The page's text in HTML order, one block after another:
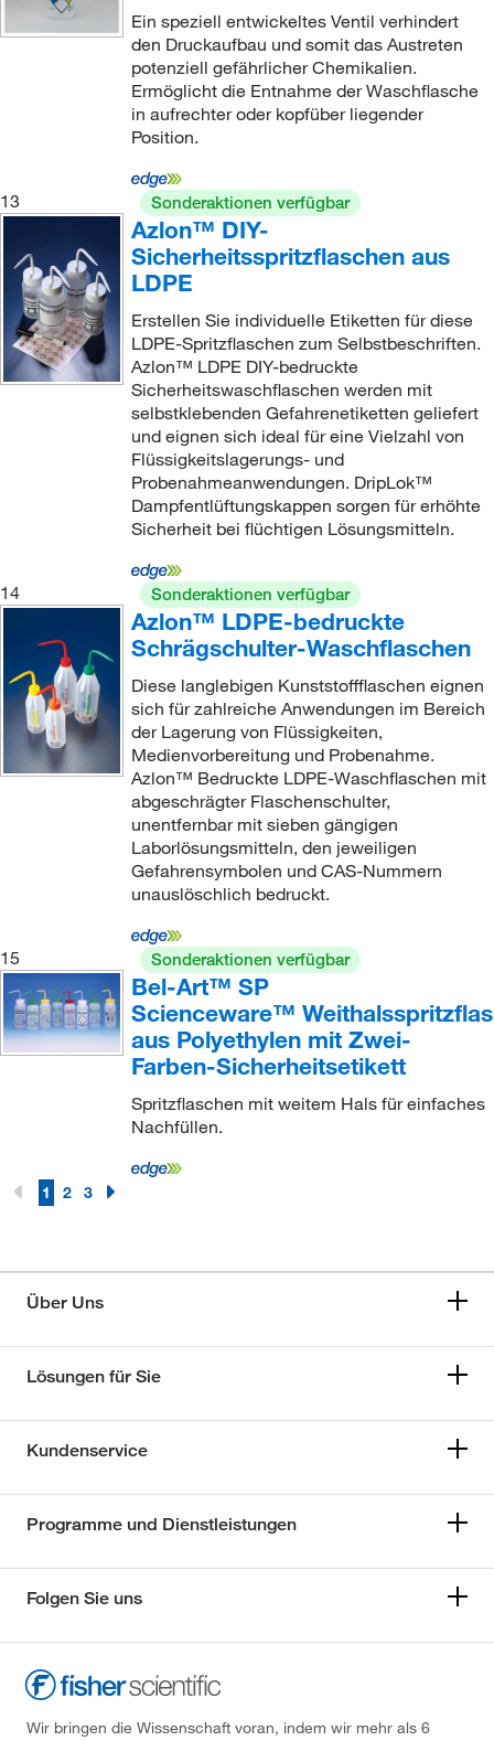
Ein speziell entwickeltes Ventil verhindert
den Druckaufbau und somit das Austreten
potenziell gefährlicher Chemikalien.
Ermöglicht die Entnahme der Waschflasche
in aufrechter oder kopfüber liegender
Position.
13 Sonderaktionen verfügbar
Azlon™ DIY-
Sicherheitsspritzflaschen aus
LDPE
Erstellen Sie individuelle Etiketten für diese
LDPE-Spritzflaschen zum Selbstbeschriften.
Azlon™ LDPE DIY-bedruckte
Sicherheitswaschflaschen werden mit
selbstklebenden Gefahrenetiketten geliefert
und eignen sich ideal für eine Vielzahl von
Flüssigkeitslagerungs- und
Probenahmeanwendungen. DripLok™
Dampfentlüftungskappen sorgen für erhöhte
Sicherheit bei flüchtigen Lösungsmitteln.
14 Sonderaktionen verfügbar
Azlon™ LDPE-bedruckte
Schrägschulter-Waschflaschen
Diese langlebigen Kunststoffflaschen eignen
sich für zahlreiche Anwendungen im Bereich
der Lagerung von Flüssigkeiten,
Medienvorbereitung und Probenahme.
Azlon™ Bedruckte LDPE-Waschflaschen mit
abgeschrägter Flaschenschulter,
unentfernbar mit sieben gängigen
Laborlösungsmitteln, den jeweiligen
Gefahrensymbolen und CAS-Nummern
unauslöschlich bedruckt.
15 Sonderaktionen verfügbar
Bel-Art™ SP
Scienceware™
aus Polyethylen mit Zwei-
Farben-Sicherheitsetikett
Spritzflaschen mit weitem Hals für einfaches
Nachfüllen.
1 2 3
Über Uns
Lösungen für Sie
Kundenservice
Programme und Dienstleistungen
Folgen Sie uns
Wir bringen die Wissenschaft voran, indem wir mehr als 6